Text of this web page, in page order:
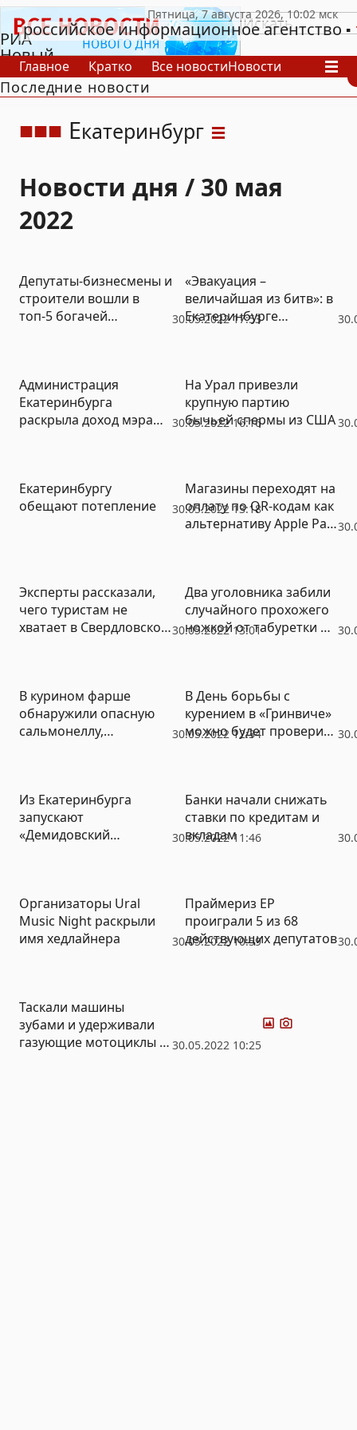
РИА
Новый
День
российское информационное агентство
Главное Кратко Все новостиНовости
В России
В мире
Последние новости
Екатеринбург
Новости дня / 30 мая
2022
30.05.2022 17:53
Депутаты-бизнесмены и
строители вошли в
топ-5 богачей
«Эвакуация –
величайшая из битв»: в
Екатеринбурге
30.05.2022 16:16
Администрация
Екатеринбурга
раскрыла доход мэра
На Урал привезли
крупную партию
бычьей спермы из США
30.05.2022 13:18
Екатеринбургу
обещают потепление
Магазины переходят на
оплату по QR-кодам как
альтернативу Apple Pay
30.05.2022 13:01
Эксперты рассказали,
чего туристам не
хватает в Свердловской
Два уголовника забили
случайного прохожего
ножкой от табуретки и
30.05.2022 12:34
В курином фарше
обнаружили опасную
сальмонеллу,
В День борьбы с
курением в «Гринвиче»
можно будет проверить
30.05.2022 11:46
Из Екатеринбурга
запускают
«Демидовский
Невьянске
Банки начали снижать
ставки по кредитам и
вкладам
30.05.2022 10:59
Организаторы Ural
Music Night раскрыли
имя хедлайнера
Праймериз ЕР
проиграли 5 из 68
действующих депутатов
30.05.2022 10:25
Таскали машины
зубами и удерживали
газующие мотоциклы –